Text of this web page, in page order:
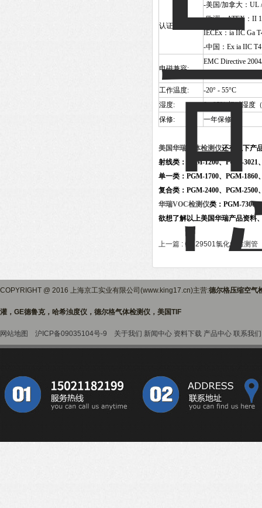
认证:
-美国/加拿大：UL
-欧洲：ATEX：II
IECEx：ia IIC Ga
-中国：Ex ia IIC T4
电磁兼容:
EMC Directive
工作温度:
-20° - 55°C
湿度:
0 - 95%相对湿度
保修:
一年保修
美国华瑞气体检测仪还有以下产
射线类：PGM-1200、PGM-3021
单一类：PGM-1700、PGM-1860
复合类：PGM-2400、PGM-2500
华瑞VOC检测仪类：PGM-7300
欲想了解以上美国华瑞产品资料
上一篇 : CH29501氯化氢检测管
COPYRIGHT @ 2016 上海京工实业有限公司(www.king17.cn)主营:德尔格压缩空气
灌，GE德鲁克，哈希浊度仪，德尔格气体检测仪，美国TIF
网站地图 沪ICP备09035104号-9 关于我们 新闻中心 资料下载 产品中心 联系我们